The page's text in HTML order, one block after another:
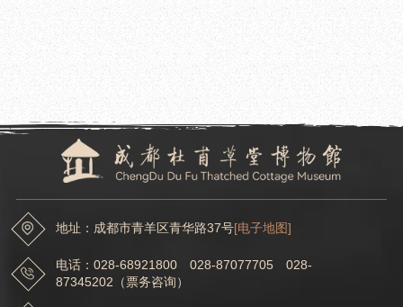
成都杜甫草堂博物馆赴成都金沙遗址博物馆学习交流
2021.10.19
成都杜甫草堂博物馆走进成都市大弯中学开展“公益校园行”活动
地址：成都市青羊区青华路37号[电子地图]
电话：028-68921800 028-87077705 028-
87345202（票务咨询）